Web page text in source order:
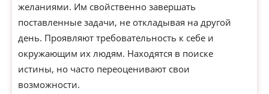
желаниями. Им свойственно завершать
поставленные задачи, не откладывая на другой
день. Проявляют требовательность к себе и
окружающим их людям. Находятся в поиске
истины, но часто переоценивают свои
возможности.